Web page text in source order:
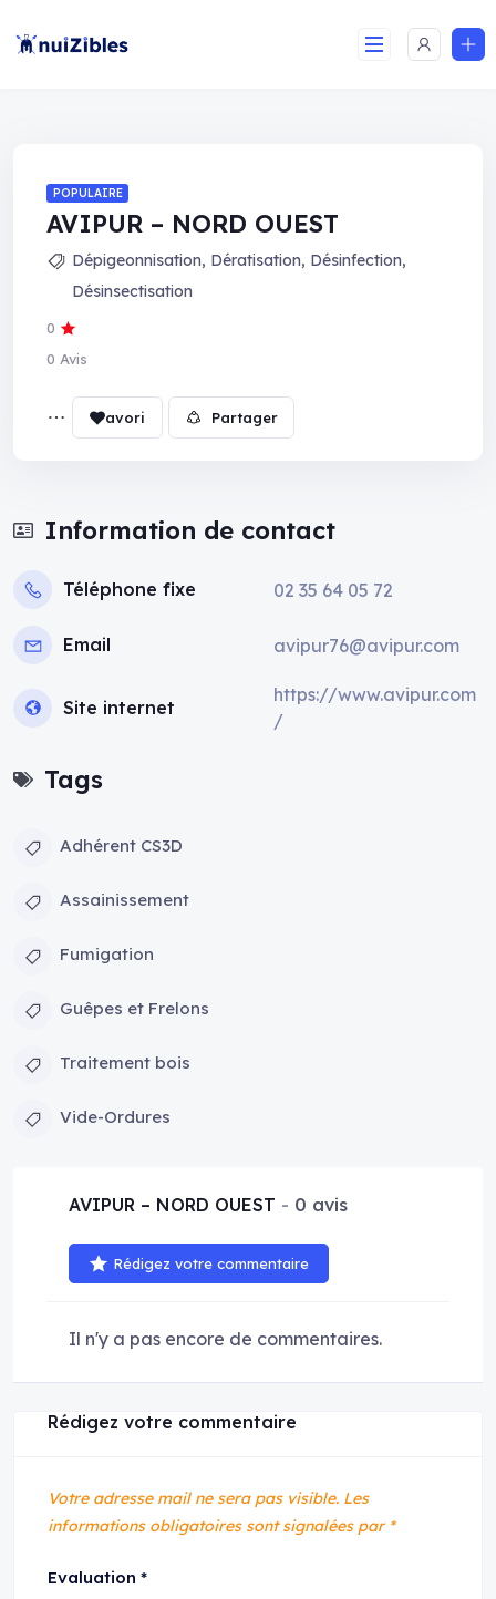
AVIPUR – NORD OUEST
POPULAIRE
Dépigeonnisation, Dératisation, Désinfection,
Désinsectisation
0
0 Avis
Partager
Information de contact
Téléphone fixe 02 35 64 05 72
Email avipur76@avipur.com
Site internet
https://www.avipur.com
/
Tags
Adhérent CS3D
Assainissement
Fumigation
Guêpes et Frelons
Traitement bois
Vide-Ordures
AVIPUR – NORD OUEST 0 avis
Rédigez votre commentaire
Il n'y a pas encore de commentaires.
Rédigez votre commentaire
Votre adresse mail ne sera pas visible. Les
informations obligatoires sont signalées par *
Evaluation *